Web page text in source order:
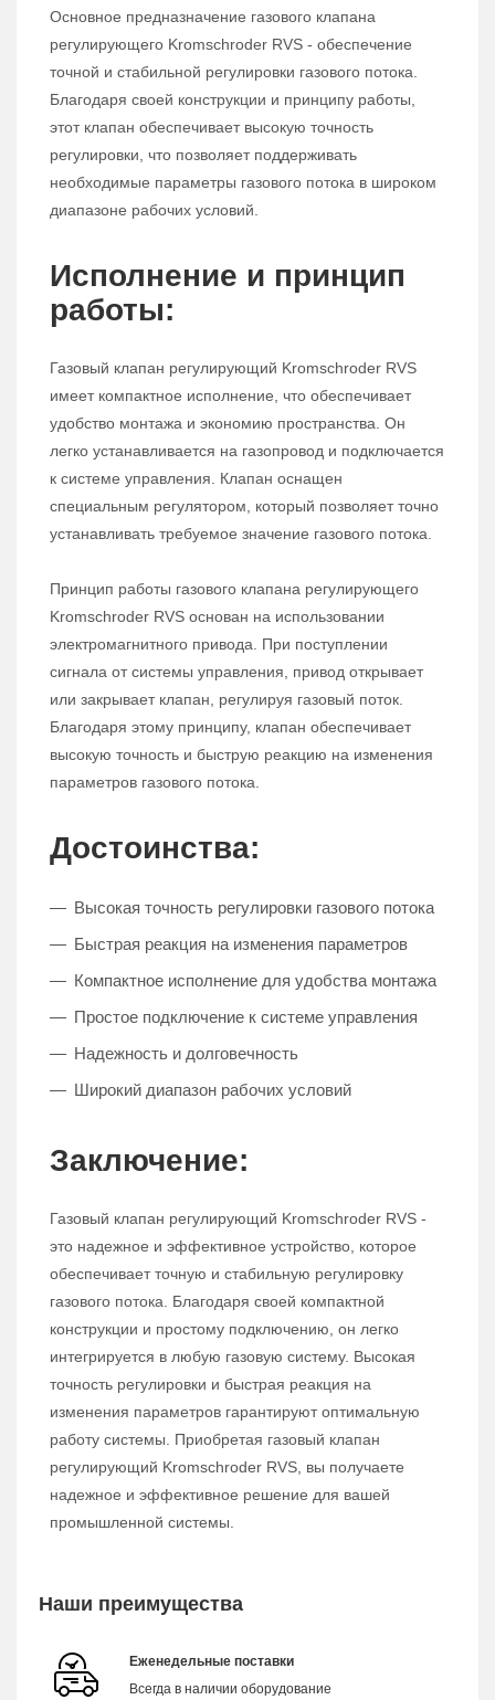
Основное предназначение газового клапана
регулирующего Kromschroder RVS - обеспечение
точной и стабильной регулировки газового потока.
Благодаря своей конструкции и принципу работы,
этот клапан обеспечивает высокую точность
регулировки, что позволяет поддерживать
необходимые параметры газового потока в широком
диапазоне рабочих условий.
Исполнение и принцип
работы:
Газовый клапан регулирующий Kromschroder RVS
имеет компактное исполнение, что обеспечивает
удобство монтажа и экономию пространства. Он
легко устанавливается на газопровод и подключается
к системе управления. Клапан оснащен
специальным регулятором, который позволяет точно
устанавливать требуемое значение газового потока.
Принцип работы газового клапана регулирующего
Kromschroder RVS основан на использовании
электромагнитного привода. При поступлении
сигнала от системы управления, привод открывает
или закрывает клапан, регулируя газовый поток.
Благодаря этому принципу, клапан обеспечивает
высокую точность и быструю реакцию на изменения
параметров газового потока.
Достоинства:
Высокая точность регулировки газового потока
Быстрая реакция на изменения параметров
Компактное исполнение для удобства монтажа
Простое подключение к системе управления
Надежность и долговечность
Широкий диапазон рабочих условий
Заключение:
Газовый клапан регулирующий Kromschroder RVS -
это надежное и эффективное устройство, которое
обеспечивает точную и стабильную регулировку
газового потока. Благодаря своей компактной
конструкции и простому подключению, он легко
интегрируется в любую газовую систему. Высокая
точность регулировки и быстрая реакция на
изменения параметров гарантируют оптимальную
работу системы. Приобретая газовый клапан
регулирующий Kromschroder RVS, вы получаете
надежное и эффективное решение для вашей
промышленной системы.
Наши преимущества
Еженедельные поставки
Всегда в наличии оборудование